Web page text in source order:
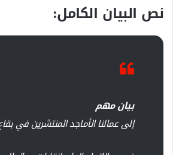
نص البيان الكامل:
بيان مهم
إلى عمالنا الأماجد المنتشرين في بقاع